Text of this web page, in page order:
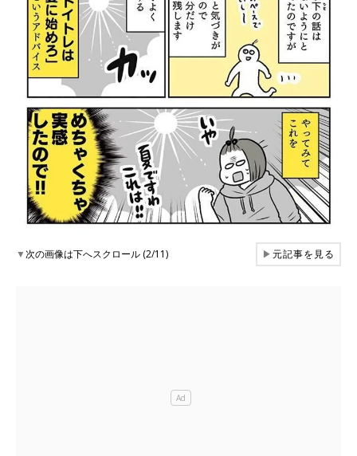
▼次の画像は下へスクロール (2/11) ▶元記事を見る